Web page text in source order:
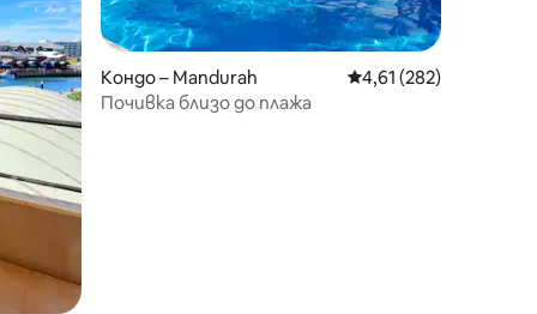
Кондо – Mandurah Средна оценка: 4,61
4,61 (282)
Почивка близо до плажа